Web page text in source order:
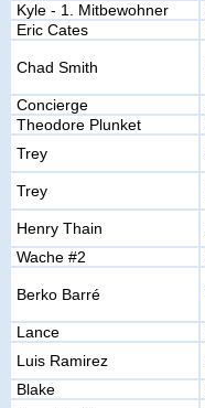
Kyle - 1. Mitbewohner
Eric Cates
Chad Smith
Concierge
Theodore Plunket
Trey
Trey
Henry Thain
Wache #2
Berko Barré
Lance
Luis Ramirez
Blake